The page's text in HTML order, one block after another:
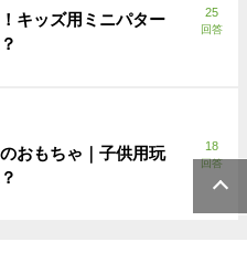
キッズ用ミニパター
25
回答
おもちゃ｜子供用玩
18
回答